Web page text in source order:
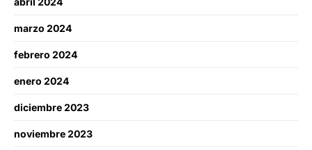
marzo 2024
febrero 2024
enero 2024
diciembre 2023
noviembre 2023